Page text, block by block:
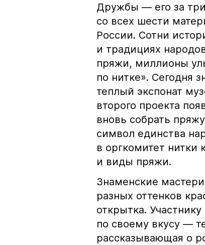
Дружбы — его за три
со всех шести
России. Сотни
и традициях
пряжи, миллионы
по нитке». Сегодня
теплый экспонат
второго проекта
вновь собрать
символ единства
в оргкомитет нитки
и виды пряжи.
Знаменские
разных оттенков
открытка.
по своему вкусу —
рассказывающая о